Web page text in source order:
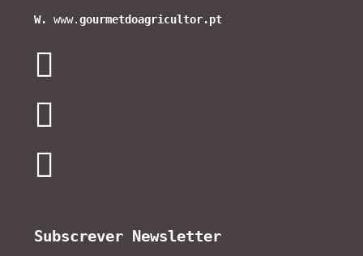
W. www.gourmetdoagricultor.pt
Subscrever Newsletter